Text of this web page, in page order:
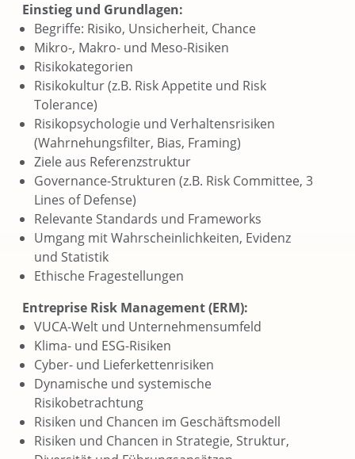
Einstieg und Grundlagen:
Begriffe: Risiko, Unsicherheit, Chance
Mikro-, Makro- und Meso-Risiken
Risikokategorien
Risikokultur (z.B. Risk Appetite und Risk
Tolerance)
Risikopsychologie und Verhaltensrisiken
(Wahrnehungsfilter, Bias, Framing)
Ziele aus Referenzstruktur
Governance-Strukturen (z.B. Risk Committee, 3
Lines of Defense)
Relevante Standards und Frameworks
Umgang mit Wahrscheinlichkeiten, Evidenz
und Statistik
Ethische Fragestellungen
Entreprise Risk Management (ERM):
VUCA-Welt und Unternehmensumfeld​
Klima- und ESG-Risiken
Cyber- und Lieferkettenrisiken
Dynamische und systemische
Risikobetrachtung
Risiken und Chancen im Geschäftsmodell​
Risiken und Chancen in Strategie​, Struktur,